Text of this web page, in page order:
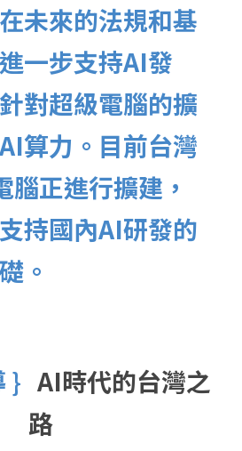
未來的法規和基
一步支持AI發
對超級電腦的擴
算力。目前台灣
正進行擴建，
持國內AI研發的
。
} AI時代的台灣之
路